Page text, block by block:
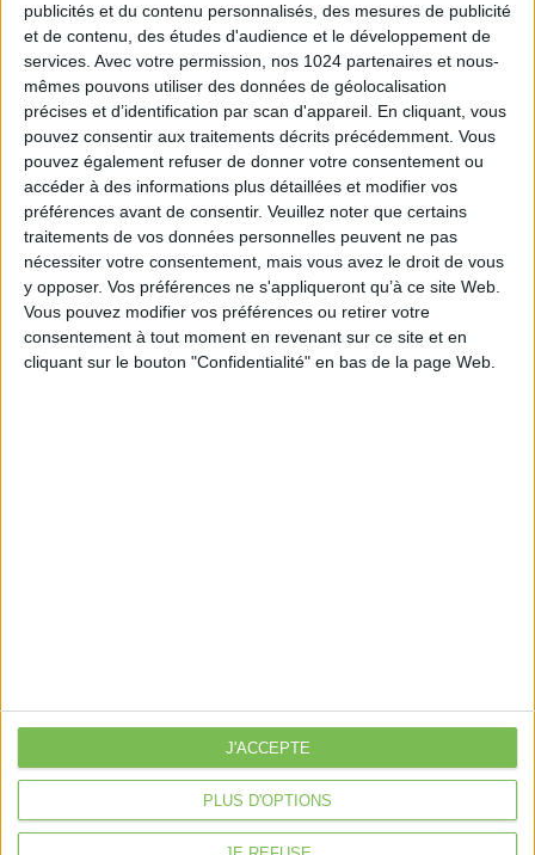
publicités et du contenu personnalisés, des mesures de publicité
et de contenu, des études d'audience et le développement de
services. Avec votre permission, nos 1024 partenaires et nous-
mêmes pouvons utiliser des données de géolocalisation
précises et d’identification par scan d'appareil. En cliquant, vous
pouvez consentir aux traitements décrits précédemment. Vous
pouvez également refuser de donner votre consentement ou
accéder à des informations plus détaillées et modifier vos
préférences avant de consentir. Veuillez noter que certains
traitements de vos données personnelles peuvent ne pas
nécessiter votre consentement, mais vous avez le droit de vous
y opposer. Vos préférences ne s'appliqueront qu’à ce site Web.
Vous pouvez modifier vos préférences ou retirer votre
consentement à tout moment en revenant sur ce site et en
cliquant sur le bouton "Confidentialité" en bas de la page Web.
PLUS D'OPTIONS
J'ACCEPTE
Cette mission flash se déroulera sur deux semaines,
au plus près des acteurs de terrain et en lien avec
les assureurs.
https://www.gouvernement.fr/actualite/intemperies-
une-mission-pour-evaluer-les-degats-agricoles
Découvrir Cotélib
Violette la comptable
Déclaration Impôt sur le Revenu